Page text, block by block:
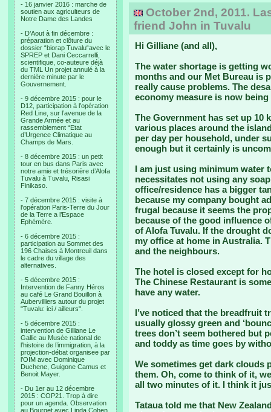
- 16 janvier 2016 : marche de
soutien aux agriculteurs de
Notre Dame des Landes
- D’Aout à fin décembre :
préparation et clôture du
dossier “biorap Tuvalu“avec le
SPREP et Dani Ceccarrelli,
scientifique, co-auteure déjà
du TML Un projet annulé à la
dernière minute par le
Gouvernement.
- 9 décembre 2015 : pour le
D12, participation à l’opération
Red Line, sur l’avenue de la
Grande Armée et au
rassemblement “Etat
d’Urgence Climatique au
Champs de Mars.
- 8 décembre 2015 : un petit
tour en bus dans Paris avec
notre amie et trésorière d’Alofa
Tuvalu à Tuvalu, Risasi
Finikaso.
- 7 décembre 2015 : visite à
l’opération Paris-Terre du Jour
de la Terre a l’Espace
Ephémère.
- 6 décembre 2015 :
participation au Sommet des
196 Chaises à Montreuil dans
le cadre du village des
alternatives.
- 5 décembre 2015 :
Intervention de Fanny Héros
au café Le Grand Bouillon à
Aubervilliers autour du projet
"Tuvalu: ici / ailleurs".
- 5 décembre 2015 :
intervention de Gilliane Le
Gallic au Musée national de
l’histoire de l’immigration, à la
projection-débat organisee par
l’OIM avec Dominique
Duchene, Guigone Camus et
Benoit Mayer.
- Du 1er au 12 décembre
2015 : COP21. Trop à dire
pour un agenda. Observation
au Bourget avec Linda Cohen
October 2nd, 2011.
friend John in Tuvalu
Hi Gilliane (and all),
The water shortage is getting
months and our Met Bureau is
really cause problems. The
economy measure is now being
The Government has set up 10
various places around the
per day per household, under
enough but it certainly is
I am just using minimum water
necessitates not using any
office/residence has a bigger
because my company bought
frugal because it seems the
because of the good influence
of Alofa Tuvalu. If the drought
my office at home in Australia.
and the neighbours.
The hotel is closed except for
The Chinese Restaurant is
have any water.
I’ve noticed that the breadfruit
usually glossy green and
trees don’t seem bothered but
and toddy as time goes by
We sometimes get dark clouds
them. Oh, come to think of it,
all two minutes of it. I think it
Tataua told me that New